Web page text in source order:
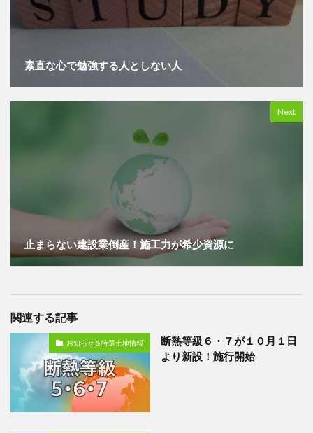
素直な心で勉強する人としない人
Next
止まらない建設業倒産！施工力が希少資源に
関連する記事
お知らせ＆特選土地情報
断熱等級６・７が１０月１日
より新設！施行開始